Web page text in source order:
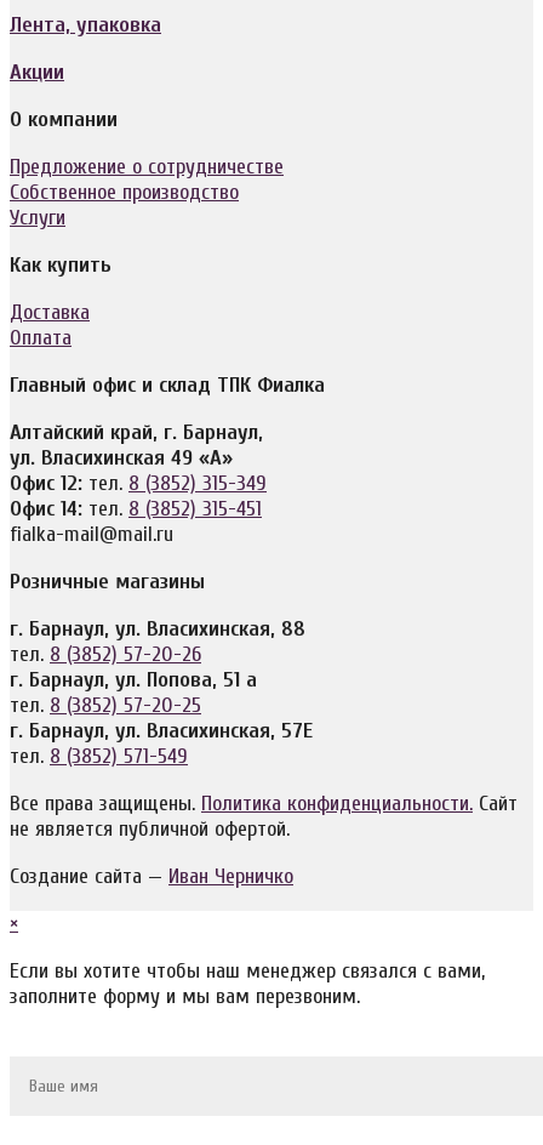
Лента, упаковка
Акции
О компании
Предложение о сотрудничестве
Собственное производство
Услуги
Как купить
Доставка
Оплата
Главный офис и склад ТПК Фиалка
Алтайский край, г. Барнаул,
ул. Власихинская 49 «А»
Офис 12: тел. 8 (3852) 315-349
Офис 14: тел. 8 (3852) 315-451
fialka-mail@mail.ru
Розничные магазины
г. Барнаул, ул. Власихинская, 88
тел. 8 (3852) 57-20-26
г. Барнаул, ул. Попова, 51 а
тел. 8 (3852) 57-20-25
г. Барнаул, ул. Власихинская, 57Е
тел. 8 (3852) 571-549
Все права защищены. Политика конфиденциальности. Сайт
не является публичной офертой.
Создание сайта — Иван Черничко
×
Если вы хотите чтобы наш менеджер связался с вами,
заполните форму и мы вам перезвоним.